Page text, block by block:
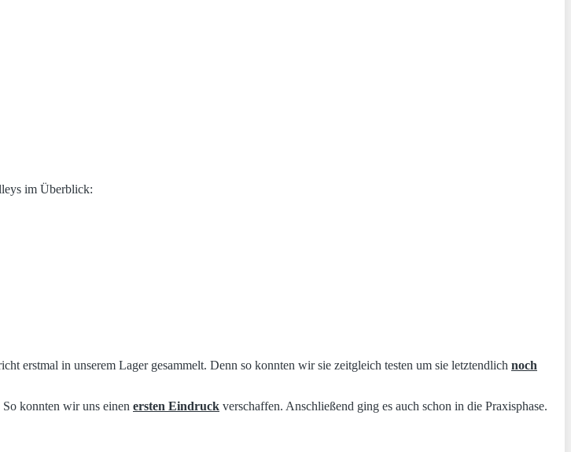
im Überblick:
erstmal in unserem Lager gesammelt. Denn so konnten wir sie zeitgleich testen um sie letztendlich noch
konnten wir uns einen ersten Eindruck verschaffen. Anschließend ging es auch schon in die Praxisphase.